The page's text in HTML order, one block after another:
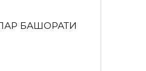
БАШОРАТИ